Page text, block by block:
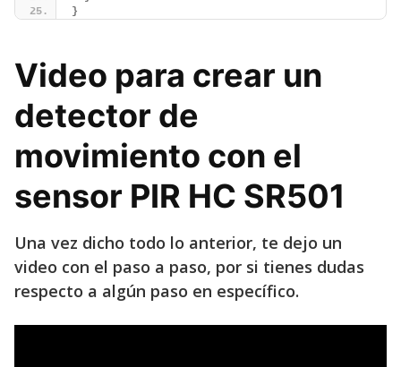
}
Video para crear un
detector de
movimiento con el
sensor PIR HC SR501
Una vez dicho todo lo anterior, te dejo un
video con el paso a paso, por si tienes dudas
respecto a algún paso en específico.